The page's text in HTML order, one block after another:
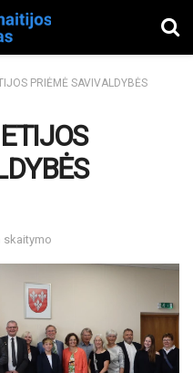
PRIĖMĖ SAVIVALDYBĖS
skaitymo